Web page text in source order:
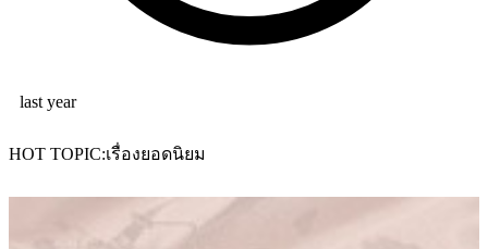
last year
HOT TOPIC เรื่องยอดนิยม